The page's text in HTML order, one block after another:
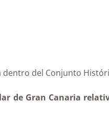
dentro del
de Gran Canaria